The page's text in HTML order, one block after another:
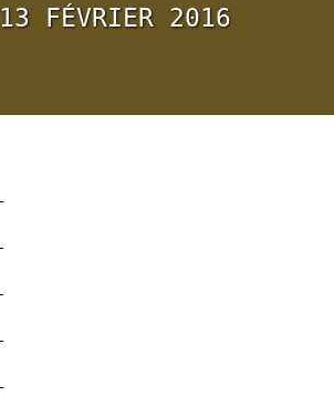
13 FÉVRIER 2016